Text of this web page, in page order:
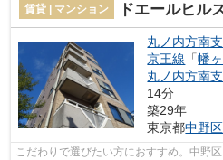
賃貸 | マンション ドエールヒル
丸ノ内方南
京王線 「幡
丸ノ内方南
14分
築29年
東京都中野区
こだわりで選びたい方におすすめ。中野